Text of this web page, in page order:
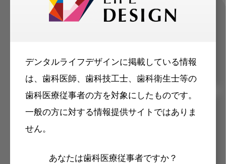
デンタルライフデザインに掲載している情報
は、歯科医師、歯科技工士、歯科衛生士等の
歯科医療従事者の方を対象にしたものです。
一般の方に対する情報提供サイトではありま
せん。
あなたは歯科医療従事者ですか？
容のメールマガジンをお届けします。
メリット